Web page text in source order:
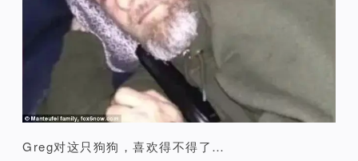
Greg对这只狗狗，喜欢得不得了…